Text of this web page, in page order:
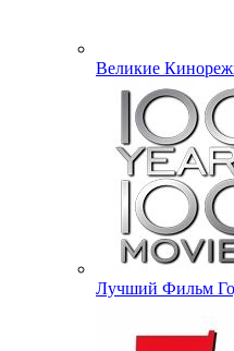
Великие
Лучший Фильм